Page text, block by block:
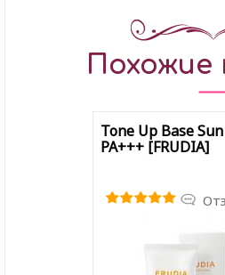
Tone Up Base
PA+++ [FRUDIA]